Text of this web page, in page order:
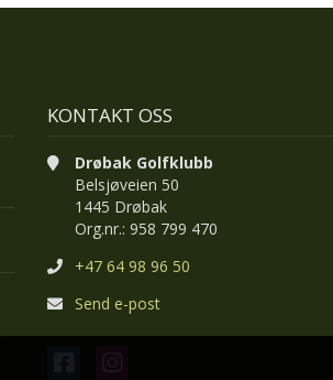
KONTAKT OSS
Drøbak Golfklubb
Belsjøveien 50
1445 Drøbak
Org.nr.: 958 799 470
+47 64 98 96 50
Send e-post